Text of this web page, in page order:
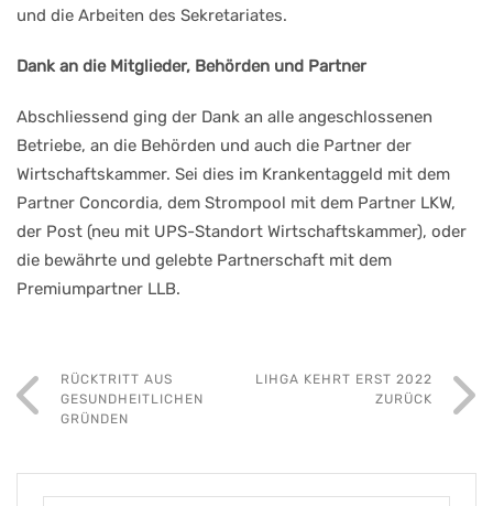
und die Arbeiten des Sekretariates.
Dank an die Mitglieder, Behörden und Partner
Abschliessend ging der Dank an alle angeschlossenen
Betriebe, an die Behörden und auch die Partner der
Wirtschaftskammer. Sei dies im Krankentaggeld mit dem
Partner Concordia, dem Strompool mit dem Partner LKW,
der Post (neu mit UPS-Standort Wirtschaftskammer), oder
die bewährte und gelebte Partnerschaft mit dem
Premiumpartner LLB.
RÜCKTRITT AUS
GESUNDHEITLICHEN
GRÜNDEN
LIHGA KEHRT ERST 2022
ZURÜCK